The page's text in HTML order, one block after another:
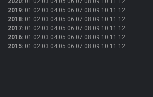
2020: 01 02 03 04 05 06 07 08 09 10 11 12
2019: 01 02 03 04 05 06 07 08 09 10 11 12
2018: 01 02 03 04 05 06 07 08 09 10 11 12
2017: 01 02 03 04 05 06 07 08 09 10 11 12
2016: 01 02 03 04 05 06 07 08 09 10 11 12
2015: 01 02 03 04 05 06 07 08 09 10 11 12